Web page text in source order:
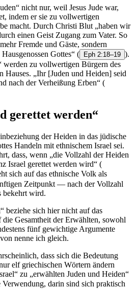
nicht nur, weil Jesus Jude war,
indem er sie zu vollwertigen
macht. Durch Christi Blut „haben wir
einen Geist Zugang zum Vater. So
Fremde und Gäste, sondern
Gottes“ ( Eph 2:18–19 ).
werden zu vollwertigen Bürgern des
Hauses. „Ihr [Juden und Heiden] seid
nach der Verheißung Erben“ (
gerettet werden“
der Heiden in das jüdische
Handeln mit ethnischem Israel sei.
dass, wenn „die Vollzahl der Heiden
Israel gerettet werden wird“ (
sich auf das ethnische Volk als
Zeitpunkt — nach der Vollzahl
bekehrt wird.
beziehe sich hier nicht auf das
Gesamtheit der Erwählten, sowohl
fünf gewichtige Argumente
nenne ich gleich.
dass sich die Bedeutung
elf griechischen Wörtern ändern
zu „erwählten Juden und Heiden“
Verwendung, darin sind sich praktisch